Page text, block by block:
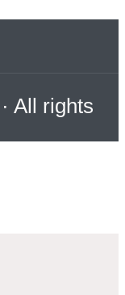
All rights